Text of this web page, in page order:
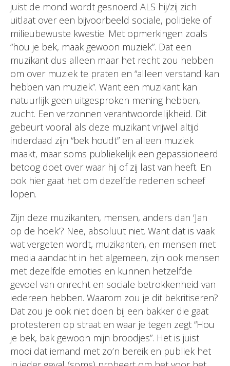
juist de mond wordt gesnoerd ALS hij/zij zich
uitlaat over een bijvoorbeeld sociale, politieke of
milieubewuste kwestie. Met opmerkingen zoals
“hou je bek, maak gewoon muziek”. Dat een
muzikant dus alleen maar het recht zou hebben
om over muziek te praten en “alleen verstand kan
hebben van muziek”. Want een muzikant kan
natuurlijk geen uitgesproken mening hebben,
zucht. Een verzonnen verantwoordelijkheid. Dit
gebeurt vooral als deze muzikant vrijwel altijd
inderdaad zijn “bek houdt” en alleen muziek
maakt, maar soms publiekelijk een gepassioneerd
betoog doet over waar hij of zij last van heeft. En
ook hier gaat het om dezelfde redenen scheef
lopen.
Zijn deze muzikanten, mensen, anders dan ‘Jan
op de hoek’? Nee, absoluut niet. Want dat is vaak
wat vergeten wordt, muzikanten, en mensen met
media aandacht in het algemeen, zijn ook mensen
met dezelfde emoties en kunnen hetzelfde
gevoel van onrecht en sociale betrokkenheid van
iedereen hebben. Waarom zou je dit bekritiseren?
Dat zou je ook niet doen bij een bakker die gaat
protesteren op straat en waar je tegen zegt “Hou
je bek, bak gewoon mijn broodjes”. Het is juist
mooi dat iemand met zo’n bereik en publiek het